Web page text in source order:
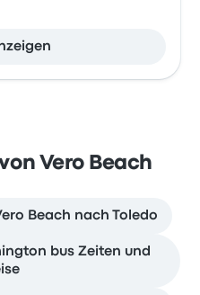
Vero Beach
Beach nach Toledo
bus Zeiten und